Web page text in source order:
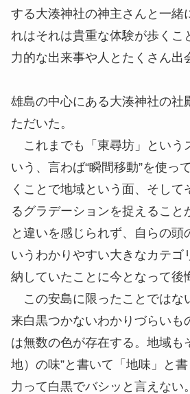
する大湊神社の神主さんと一緒
れはそれは貴重な体験が歩くこ
力的な出来事や人とたくさん出
雄島の中心にある大湊神社の社
ただいた。
これまでも「東尋坊」という
いう、言わば“瞬間移動”を使っ
くことで地域という面、そして
るグラデーションを捉えること
と違いを感じられず、自らの頭
いうわかりやすい大きなカテゴ
納していたことに今となって後
この安島に限ったことではな
来白黒つかないわかりづらいも
は無数の色が存在する。地域も
地）の味”と書いて「地味」と
力って白黒でバシッと言えない